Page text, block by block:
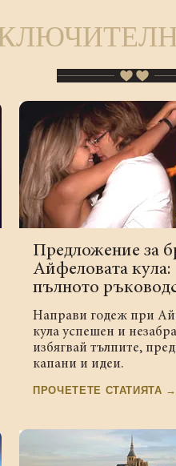
Предложение за
Айфеловата кула:
пълното
Направи годеж при
кула успешен и
избягвай тълпите,
капани и идеи.
ПРОЧЕТЕТЕ СТАТИЯТА →